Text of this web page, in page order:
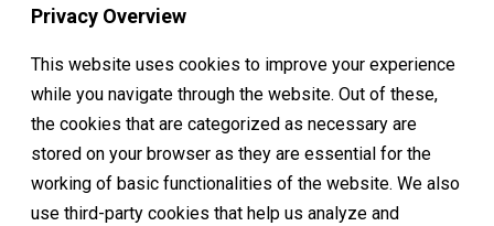
Privacy Overview
This website uses cookies to improve your experience
while you navigate through the website. Out of these,
the cookies that are categorized as necessary are
stored on your browser as they are essential for the
working of basic functionalities of the website. We also
use third-party cookies that help us analyze and